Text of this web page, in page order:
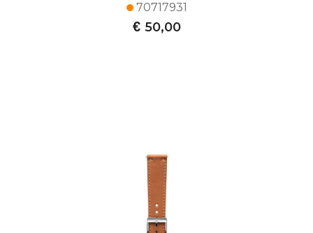
70717931
€ 50,00